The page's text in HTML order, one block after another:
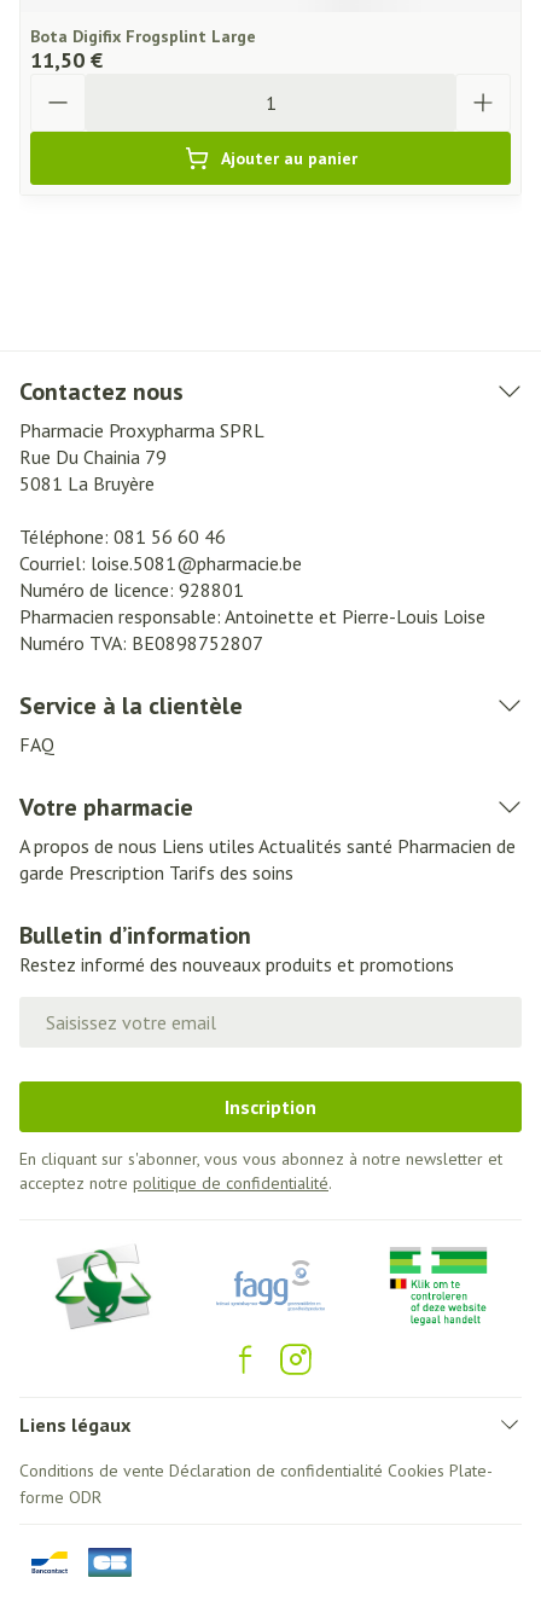
Bota Digifix Frogsplint Large
11,50 €
Ajouter au panier
Contactez nous
Pharmacie Proxypharma SPRL
Rue Du Chainia 79
5081 La Bruyère
Téléphone: 081 56 60 46
Courriel: loise.5081@pharmacie.be
Numéro de licence: 928801
Pharmacien responsable: Antoinette et Pierre-Louis Loise
Numéro TVA: BE0898752807
Service à la clientèle
FAQ
Votre pharmacie
A propos de nous Liens utiles Actualités santé Pharmacien de
garde Prescription Tarifs des soins
Bulletin d’information
Restez informé des nouveaux produits et promotions
Inscription
En cliquant sur s'abonner, vous vous abonnez à notre newsletter et
acceptez notre politique de confidentialité.
Liens légaux
Conditions de vente Déclaration de confidentialité Cookies Plate-
forme ODR